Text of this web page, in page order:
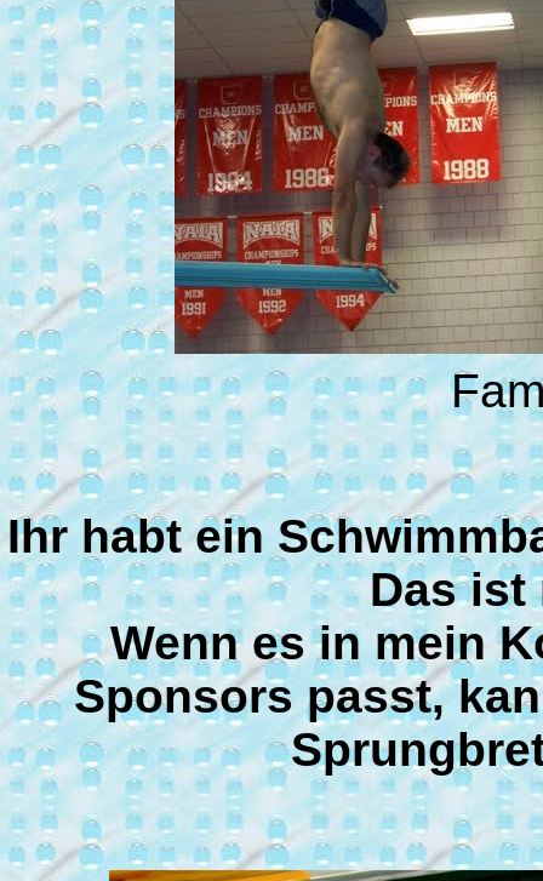
Ihr habt ein
Das ist
Wenn es in mein
Sponsors passt,